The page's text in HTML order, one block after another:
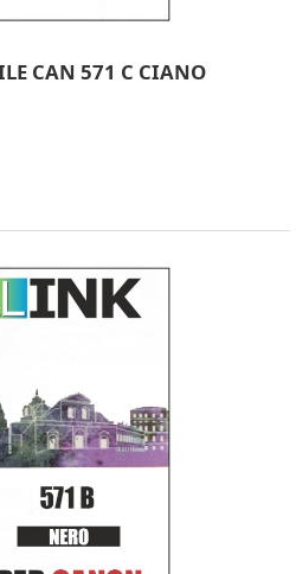
CAN 571 C CIANO